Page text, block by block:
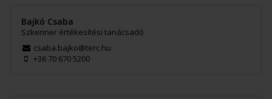
Bajkó Csaba
Szkenner értékesítési tanácsadó
csaba.bajko@terc.hu
+36 70 670 5200